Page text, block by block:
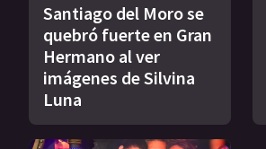
Santiago del Moro se
quebró fuerte en Gran
Hermano al ver
imágenes de Silvina
Luna